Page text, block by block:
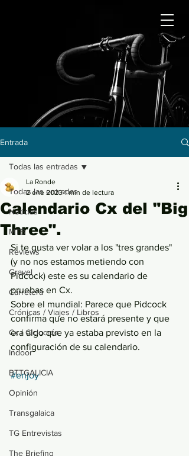
Entrada
Todas las entradas
Noticias
MTB
Reviews
Gravel
Carretera
Crónicas / Viajes / Libros
Cx / Ciclocrós
Indoor
BTTGALICIA
Opinión
Transgalaica
TG Entrevistas
The Briefing
Todas las entradas
Calendario Cx del "Big
Three".
La Ronde
2 ene 2023 1 min de lectura
Si te gusta ver volar a los "tres grandes"
(y no nos estamos metiendo con
Pidcock) este es su calendario de
pruebas en Cx.
Sobre el mundial: Parece que Pidcock
confirma que no estará presente y que
era algo que ya estaba previsto en la
configuración de su calendario.
#enjoy